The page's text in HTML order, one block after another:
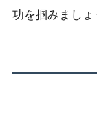
功を掴みましょ